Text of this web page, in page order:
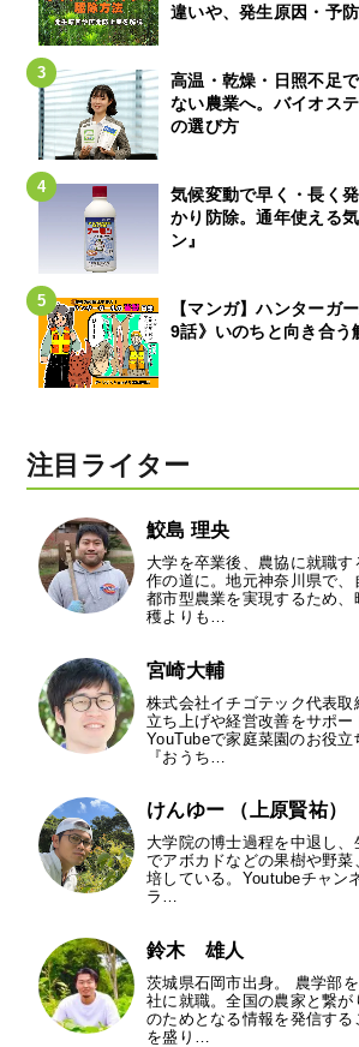
違いや、発生原因・予
高温・乾燥・日照不足
ない農業へ。バイオス
の選び方
気候変動で早く・長く
かり防除。通年使える
ン』
【マンガ】ハンターガ
9話》いのちと向き合う
注目ライター
鮫島 理央
大学を卒業後、農協に就職
作の道に。地元神奈川県で
都市型農業を実現するため、
穫よりも…
宮崎大輔
株式会社イチゴテック代表
立ち上げや経営改善をサポー
YouTubeで家庭菜園のお役
『おうち…
けんゆー （上原賢祐）
大学院の博士過程を中退し
でアボカドなどの果樹や野
培している。Youtubeチャン
ラ…
鈴木 雄人
茨城県石岡市出身。 農学部
社に就職。全国の農家と繋が
のためとなる情報を発信する
を盛り…